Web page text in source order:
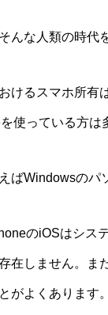
んな人類の時代
けるスマホ所有
使っている方は
ばWindowsのパ
のiOSはシス
在しません。ま
がよくあります。